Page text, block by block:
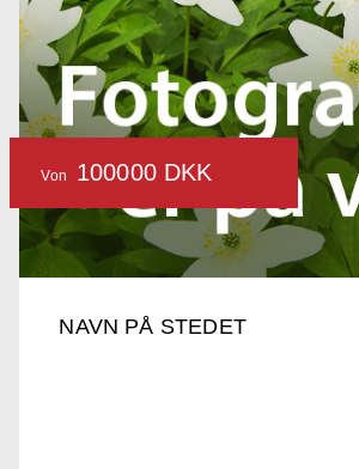
NAVN PÅ STEDET
Von 100000 DKK